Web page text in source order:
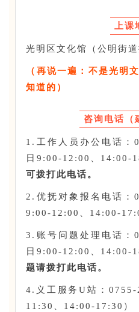
上课
光明区文化馆（公明街道
（再说一遍：不是光明
知道的）
咨询电话（
1.工作人员办公电话：
日9:00-12:00、14:00-
可拨打此电话。
2.优抚对象报名电话：
9:00-12:00、14:00-
3.账号问题处理电话：
日9:00-12:00、14:00-
题请拨打此电话。
4.义工服务U站：
11:30、14:00-17:30）